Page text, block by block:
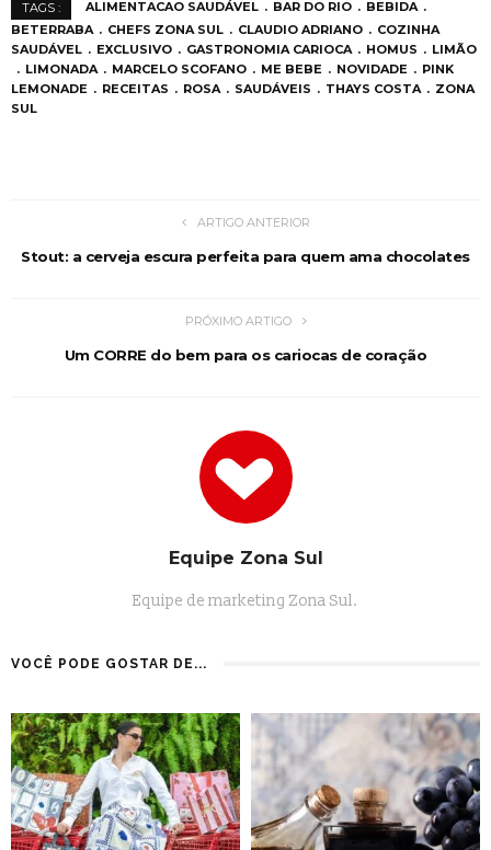
TAGS : ALIMENTACAO SAUDÁVEL BAR DO RIO
BEBIDA
BETERRABA
CHEFS ZONA SUL CLAUDIO ADRIANO
COZINHA
SAUDÁVEL
EXCLUSIVO GASTRONOMIA CARIOCA HOMUS
LIMÃO
LIMONADA
MARCELO SCOFANO ME BEBE NOVIDADE
PINK
LEMONADE
RECEITAS ROSA SAUDÁVEIS THAYS COSTA
ZONA
SUL
ARTIGO ANTERIOR
Stout: a cerveja escura perfeita para quem ama chocolates
PRÓXIMO ARTIGO
Um CORRE do bem para os cariocas de coração
Equipe Zona Sul
Equipe de marketing Zona Sul.
VOCÊ PODE GOSTAR DE...